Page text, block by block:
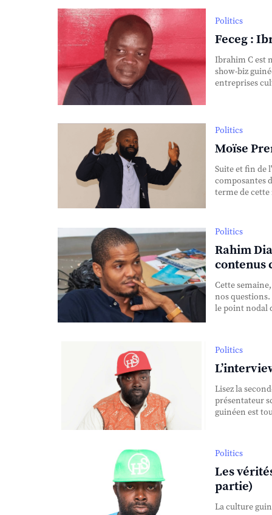
Politics
Feceg :
Ibrahim C est
show-biz
entreprises
Politics
Moïse
Suite et fin de
composantes
terme de
Politics
Rahim
contenus
Cette
nos
le point nodal
Politics
Lisez la
présentateur
guinéen est
Politics
Les
partie)
La culture